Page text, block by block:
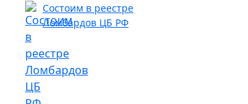
Состоим в реестре
Ломбардов ЦБ РФ